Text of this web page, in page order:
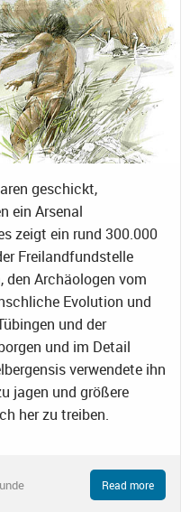
geschickt,
ein Arsenal
zeigt ein rund 300.000
Freilandfundstelle
den Archäologen vom
Evolution und
und der
und im Detail
verwendete ihn
jagen und größere
her zu treiben.
Read more